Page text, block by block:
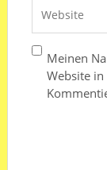
Meinen
Website